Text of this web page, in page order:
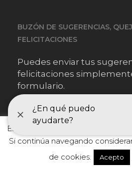
BUZÓN DE SUGERENCIAS,
FELICITACIONES
Puedes enviar tus
felicitaciones
formulario.
la información
Este sitio web utiliza cookies
Si continúa navegando
de cookies.
Acepto